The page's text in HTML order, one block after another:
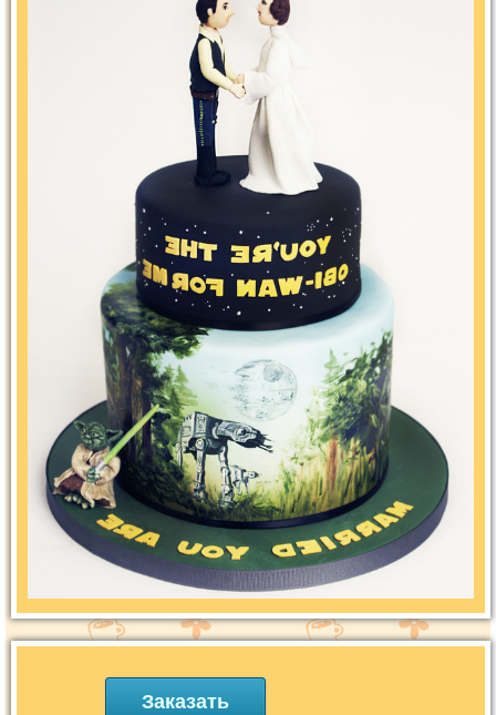
Заказать